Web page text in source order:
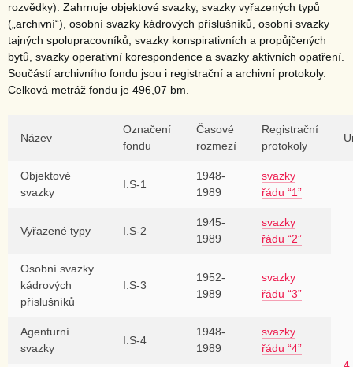
rozvědky). Zahrnuje objektové svazky, svazky vyřazených typů
(„archivní“), osobní svazky kádrových příslušníků, osobní svazky
tajných spolupracovníků, svazky konspirativních a propůjčených
bytů, svazky operativní korespondence a svazky aktivních opatření.
Součástí archivního fondu jsou i registrační a archivní protokoly.
Celková metráž fondu je 496,07 bm.
Název
Označení
fondu
Časové
rozmezí
Registrační
protokoly
Objektové
svazky
I.S-1
1948-
1989
svazky
řádu “1”
Vyřazené typy I.S-2
1945-
1989
svazky
řádu “2”
Osobní svazky
kádrových
příslušníků
I.S-3
1952-
1989
svazky
řádu “3”
Agenturní
svazky
I.S-4
1948-
1989
svazky
řádu “4”